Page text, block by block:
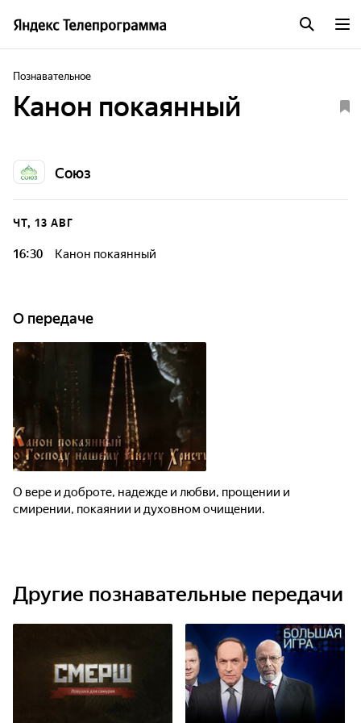
Познавательное
Канон покаянный
Союз
ЧТ, 13 АВГ
16:30 Канон покаянный
О передаче
О вере и доброте, надежде и любви, прощении и
смирении, покаянии и духовном очищении.
Другие познавательные передачи